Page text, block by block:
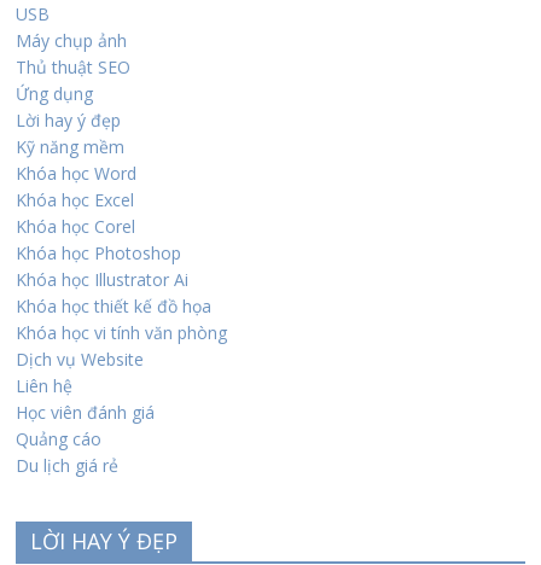
USB
Máy chụp ảnh
Thủ thuật SEO
Ứng dụng
Lời hay ý đẹp
Kỹ năng mềm
Khóa học Word
Khóa học Excel
Khóa học Corel
Khóa học Photoshop
Khóa học Illustrator Ai
Khóa học thiết kế đồ họa
Khóa học vi tính văn phòng
Dịch vụ Website
Liên hệ
Học viên đánh giá
Quảng cáo
Du lịch giá rẻ
LỜI HAY Ý ĐẸP